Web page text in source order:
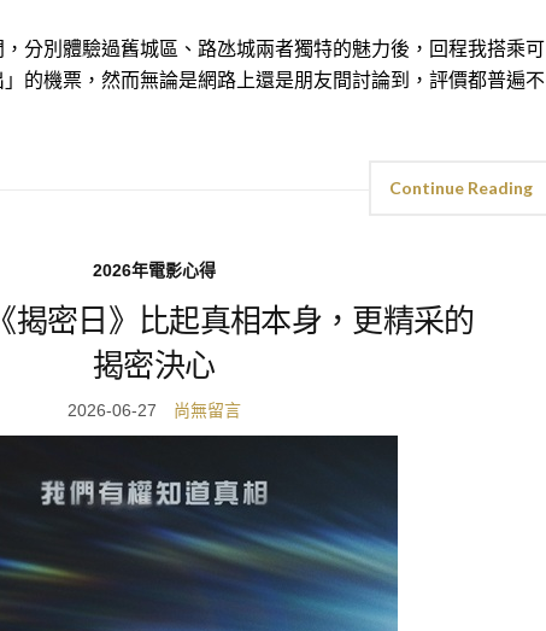
分別體驗過舊城區、路氹城兩者獨特的魅力後，回程我搭乘可
的機票，然而無論是網路上還是朋友間討論到，評價都普遍不
Continue Reading
2026年電影心得
揭密日》比起真相本身，更精采的
揭密決心
2026-06-27 尚無留言